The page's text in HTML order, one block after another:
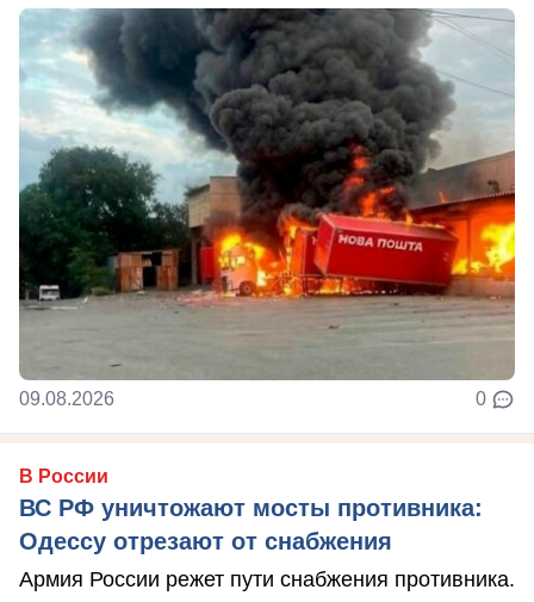
09.08.2026 0
В России
ВС РФ уничтожают мосты противника:
Одессу отрезают от снабжения
Армия России режет пути снабжения противника.